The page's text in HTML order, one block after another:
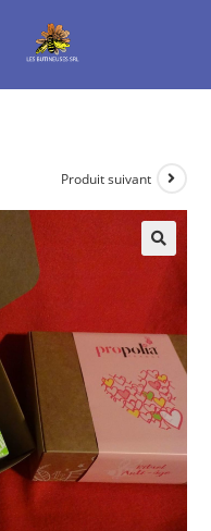
Produit suivant